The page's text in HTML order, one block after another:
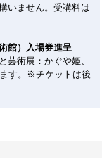
いません。受講料は
館）入場券進呈
芸術展：かぐや姫、
す。※チケットは後